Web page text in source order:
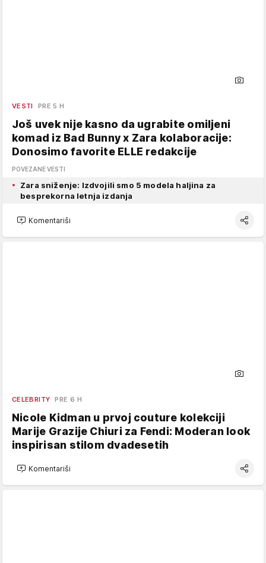
VESTI PRE 5 H
Još uvek nije kasno da ugrabite omiljeni
komad iz Bad Bunny x Zara kolaboracije:
Donosimo favorite ELLE redakcije
POVEZANE VESTI
Zara sniženje: Izdvojili smo 5 modela haljina za
besprekorna letnja izdanja
Komentariši
CELEBRITY PRE 6 H
Nicole Kidman u prvoj couture kolekciji
Marije Grazije Chiuri za Fendi: Moderan look
inspirisan stilom dvadesetih
Komentariši